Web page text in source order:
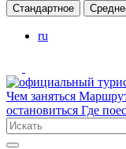
Стандартное
ru
Чем заняться
остановиться Где